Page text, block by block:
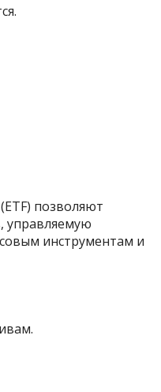
позволяют
управляемую
инструментам и